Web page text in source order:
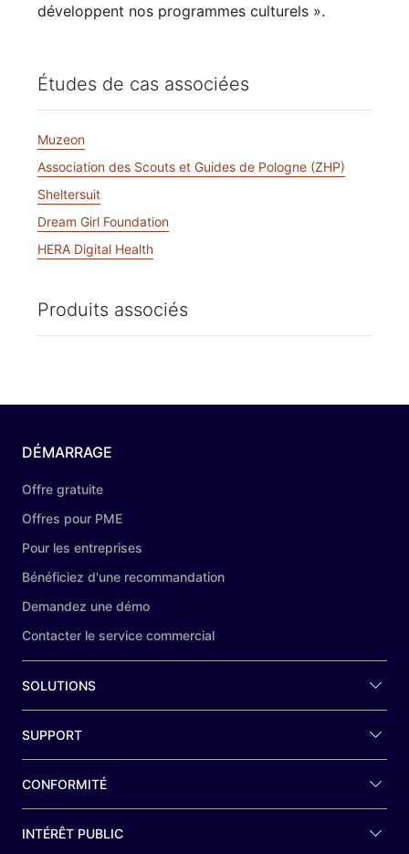
développent nos programmes culturels ».
Études de cas associées
Muzeon
Association des Scouts et Guides de Pologne (ZHP)
Sheltersuit
Dream Girl Foundation
HERA Digital Health
Produits associés
DÉMARRAGE
Offre gratuite
Offres pour PME
Pour les entreprises
Bénéficiez d'une recommandation
Demandez une démo
Contacter le service commercial
SOLUTIONS
SUPPORT
CONFORMITÉ
INTÉRÊT PUBLIC